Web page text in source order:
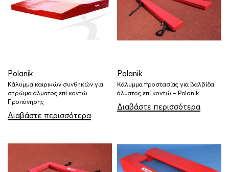
Polanik
Κάλυμμα καιρικών συνθηκών για
στρώμα άλματος επί κοντώ
Προπόνησης
Διαβάστε περισσότερα
Polanik
Κάλυμμα προστασίας για βαλβίδα
άλματος επί κοντώ – Polanik
Διαβάστε περισσότερα